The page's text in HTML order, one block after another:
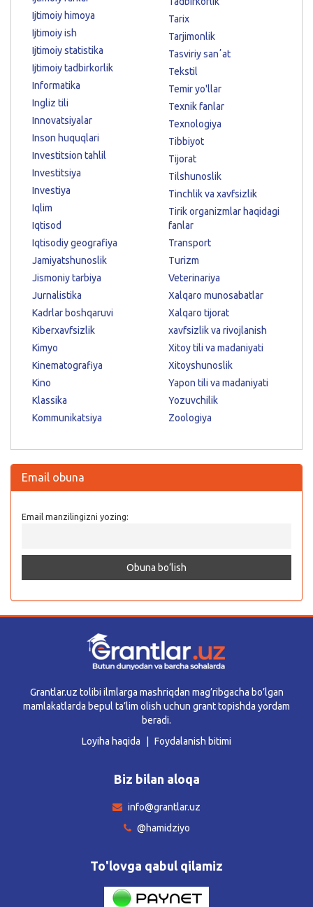
Ijtimoiy himoya
Ijtimoiy ish
Ijtimoiy statistika
Ijtimoiy tadbirkorlik
Informatika
Ingliz tili
Innovatsiyalar
Inson huquqlari
Investitsion tahlil
Investitsiya
Investiya
Iqlim
Iqtisod
Iqtisodiy geografiya
Jamiyatshunoslik
Jismoniy tarbiya
Jurnalistika
Kadrlar boshqaruvi
Kiberxavfsizlik
Kimyo
Kinematografiya
Kino
Klassika
Kommunikatsiya
Tarix
Tarjimonlik
Tasviriy sanʼat
Tekstil
Temir yo'llar
Texnik fanlar
Texnologiya
Tibbiyot
Tijorat
Tilshunoslik
Tinchlik va xavfsizlik
Tirik organizmlar haqidagi
fanlar
Transport
Turizm
Veterinariya
Xalqaro munosabatlar
Xalqaro tijorat
xavfsizlik va rivojlanish
Xitoy tili va madaniyati
Xitoyshunoslik
Yapon tili va madaniyati
Yozuvchilik
Zoologiya
Email obuna
Email manzilingizni yozing:
Grantlar.uz tolibi ilmlarga mashriqdan mag’ribgacha bo’lgan
mamlakatlarda bepul ta’lim olish uchun grant topishda yordam
beradi.
Loyiha haqida
Foydalanish bitimi
Biz bilan aloqa
info@grantlar.uz
@hamidziyo
To'lovga qabul qilamiz